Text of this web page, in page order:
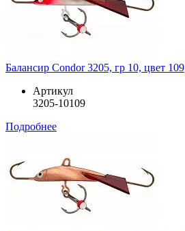
Балансир Condor 3205, гр 10, цвет 109
Артикул
3205-10109
Подробнее